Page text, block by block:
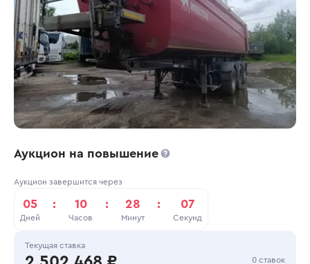
Аукцион на повышение
Аукцион завершится через
05
Дней
: 10
Часов
: 28
Минут
: 07
Секунд
Текущая ставка
0 ставок